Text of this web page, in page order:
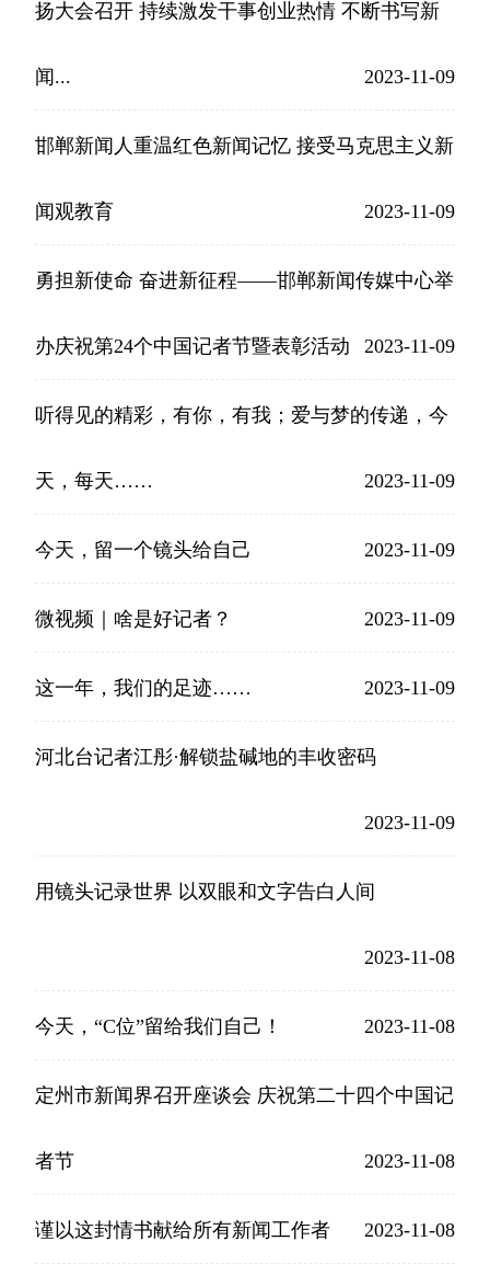
扬大会召开 持续激发干事创业热情 不断书写新
闻... 2023-11-09
邯郸新闻人重温红色新闻记忆 接受马克思主义新
闻观教育 2023-11-09
勇担新使命 奋进新征程——邯郸新闻传媒中心举
办庆祝第24个中国记者节暨表彰活动 2023-11-09
听得见的精彩，有你，有我；爱与梦的传递，今
天，每天…… 2023-11-09
今天，留一个镜头给自己 2023-11-09
微视频｜啥是好记者？ 2023-11-09
这一年，我们的足迹…… 2023-11-09
河北台记者江彤·解锁盐碱地的丰收密码
2023-11-09
用镜头记录世界 以双眼和文字告白人间
2023-11-08
今天，“C位”留给我们自己！ 2023-11-08
定州市新闻界召开座谈会 庆祝第二十四个中国记
者节 2023-11-08
谨以这封情书献给所有新闻工作者 2023-11-08